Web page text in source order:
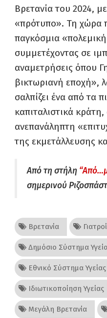
Βρετανία του 2024,
«πρότυπο». Τη χώρα
παγκόσμια
συμμετέχοντας σε
αναμετρήσεις όπου
βικτωριανή εποχή»,
σαλπίζει ένα από τα
καπιταλιστικά
ανεπανάληπτη
της εκμετάλλευσης
Από τη στήλη
σημερινού
Βρετανία Γιατροί
Δημόσιο Σύστημα
Εθνικό Σύστημα Υγείας
Ιδιωτικοποίηση Υγείας
Μεγάλη Βρετανία